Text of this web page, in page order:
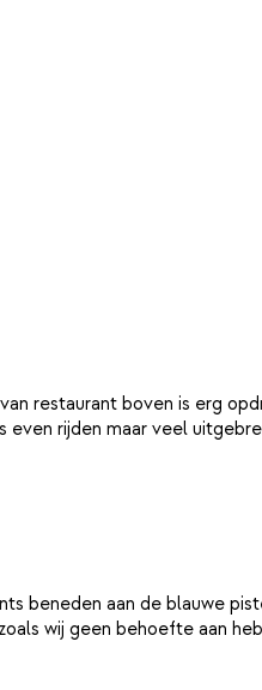
restaurant boven is erg
beneden aan de blauwe
wij geen behoefte aan